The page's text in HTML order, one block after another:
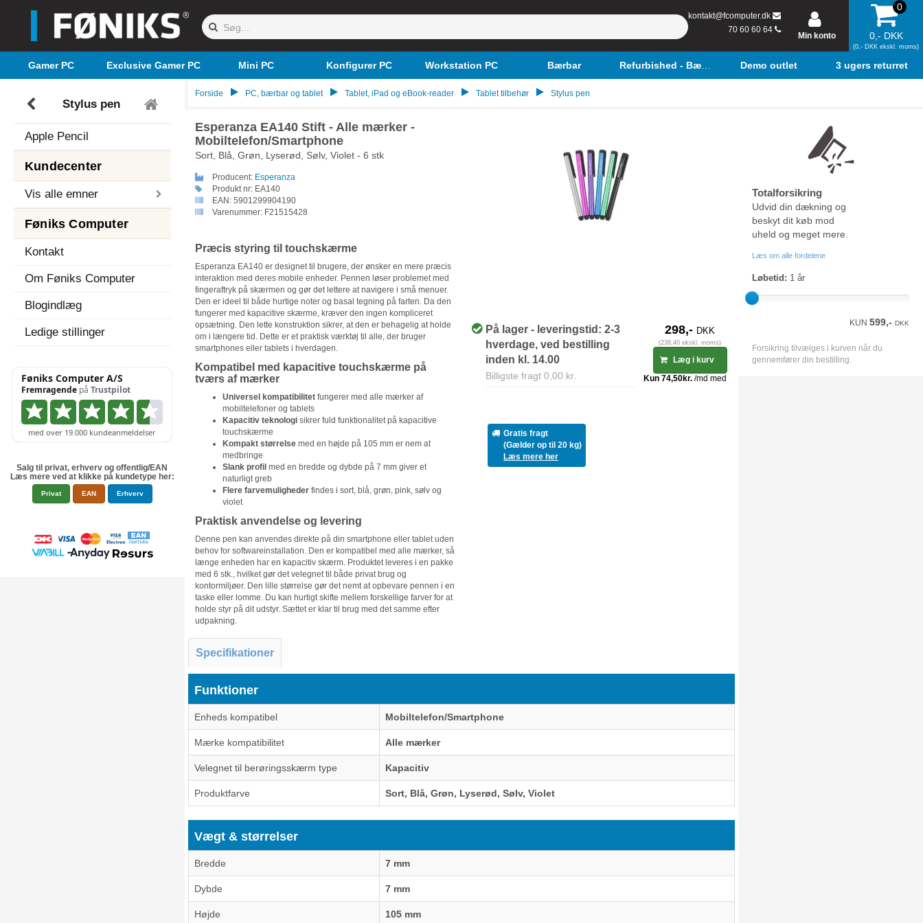
kontakt@fcomputer.dk
70 60 60 64
Min konto
0
0,- DKK
(0,- DKK ekskl. moms)
Gamer PC Exclusive Gamer PC Mini PC Konfigurer PC Workstation PC Bærbar Refurbished - Bærbar Demo outlet 3 ugers returret
Stylus pen
Apple Pencil
Kundecenter
Vis alle emner
Føniks Computer
Kontakt
Om Føniks Computer
Blogindlæg
Ledige stillinger
Salg til privat, erhverv og offentlig/EAN
Læs mere ved at klikke på kundetype her:
Privat EAN Erhverv
Forside PC, bærbar og tablet Tablet, iPad og eBook-reader Tablet tilbehør Stylus pen
Esperanza EA140 Stift - Alle mærker -
Mobiltelefon/Smartphone
Sort, Blå, Grøn, Lyserød, Sølv, Violet - 6 stk
Producent: Esperanza
Produkt nr: EA140
EAN: 5901299904190
Varenummer: F21515428
Præcis styring til touchskærme
Esperanza EA140 er designet til brugere, der ønsker en mere præcis
interaktion med deres mobile enheder. Pennen løser problemet med
fingeraftryk på skærmen og gør det lettere at navigere i små menuer.
Den er ideel til både hurtige noter og basal tegning på farten. Da den
fungerer med kapacitive skærme, kræver den ingen kompliceret
opsætning. Den lette konstruktion sikrer, at den er behagelig at holde
om i længere tid. Dette er et praktisk værktøj til alle, der bruger
smartphones eller tablets i hverdagen.
Kompatibel med kapacitive touchskærme på
tværs af mærker
Universel kompatibilitetfungerer med alle mærker af
mobiltelefoner og tablets
Kapacitiv teknologisikrer fuld funktionalitet på kapacitive
touchskærme
Kompakt størrelsemed en højde på 105 mm er nem at
medbringe
Slank profil med en bredde og dybde på 7 mm giver et
naturligt greb
Flere farvemulighederfindes i sort, blå, grøn, pink, sølv og
violet
Praktisk anvendelse og levering
Denne pen kan anvendes direkte på din smartphone eller tablet uden
behov for softwareinstallation. Den er kompatibel med alle mærker, så
længe enheden har en kapacitiv skærm. Produktet leveres i en pakke
med 6 stk., hvilket gør det velegnet til både privat brug og
kontormiljøer. Den lille størrelse gør det nemt at opbevare pennen i en
taske eller lomme. Du kan hurtigt skifte mellem forskellige farver for at
holde styr på dit udstyr. Sættet er klar til brug med det samme efter
udpakning.
På lager - leveringstid: 2-3
hverdage, ved bestilling
inden kl. 14.00
Billigste fragt 0,00 kr.
298,- DKK
(238,40 ekskl. moms)
Læg i kurv
Gratis fragt
(Gælder op til 20 kg)
Læs mere her
Specifikationer
Funktioner
Enheds kompatibel Mobiltelefon/Smartphone
Mærke kompatibilitet Alle mærker
Velegnet til berøringsskærm type Kapacitiv
Produktfarve Sort, Blå, Grøn, Lyserød, Sølv, Violet
Vægt & størrelser
Bredde 7 mm
Dybde 7 mm
Højde 105 mm
Totalforsikring
Udvid din dækning og
beskyt dit køb mod
uheld og meget mere.
Læs om alle fordelene
Løbetid: 1 år
KUN 599,- DKK
Forsikring tilvælges i kurven når du
gennemfører din bestilling.